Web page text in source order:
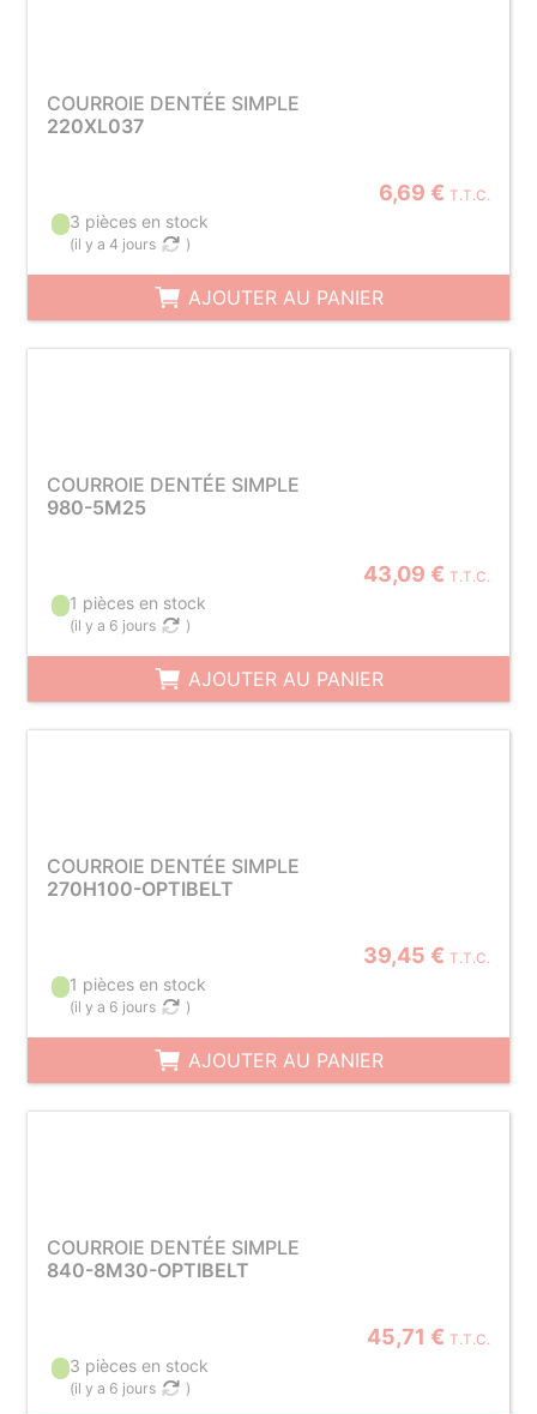
COURROIE DENTÉE SIMPLE
220XL037
6,69 € T.T.C.
3 pièces en stock
(il y a 4 jours )
AJOUTER AU PANIER
COURROIE DENTÉE SIMPLE
980-5M25
43,09 € T.T.C.
1 pièces en stock
(il y a 6 jours )
AJOUTER AU PANIER
COURROIE DENTÉE SIMPLE
270H100-OPTIBELT
39,45 € T.T.C.
1 pièces en stock
(il y a 6 jours )
AJOUTER AU PANIER
COURROIE DENTÉE SIMPLE
840-8M30-OPTIBELT
45,71 € T.T.C.
3 pièces en stock
(il y a 6 jours )